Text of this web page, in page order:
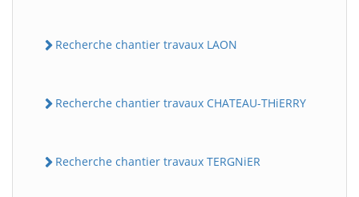
Recherche chantier travaux LAON
Recherche chantier travaux CHATEAU-THiERRY
Recherche chantier travaux TERGNiER